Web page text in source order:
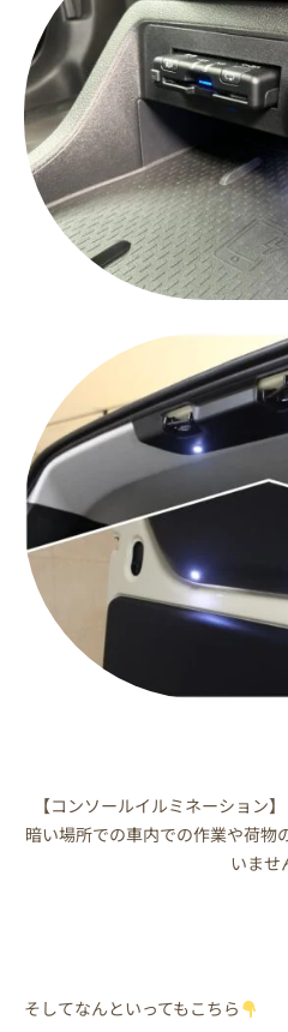
【コンソールイルミネーション
暗い場所での車内での作業や荷物
いませ
そしてなんといってもこちら